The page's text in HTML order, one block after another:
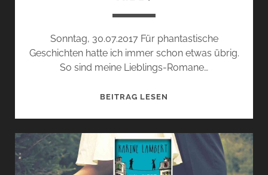
Sonntag, 30.07.2017 Für phantastische
Geschichten hatte ich immer schon etwas übrig.
So sind meine Lieblings-Romane…
BEITRAG LESEN
TOTEN
(JESS
KIDD)